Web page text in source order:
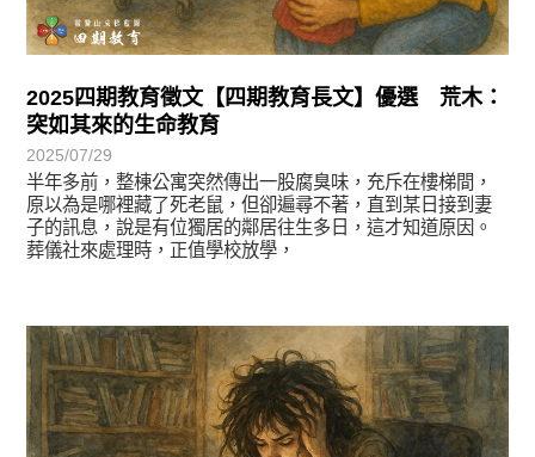
2025四期教育徵文【四期教育長文】優選 荒木：
突如其來的生命教育
2025/07/29
半年多前，整棟公寓突然傳出一股腐臭味，充斥在樓梯間，
原以為是哪裡藏了死老鼠，但卻遍尋不著，直到某日接到妻
子的訊息，說是有位獨居的鄰居往生多日，這才知道原因。
葬儀社來處理時，正值學校放學，
徵文賞析